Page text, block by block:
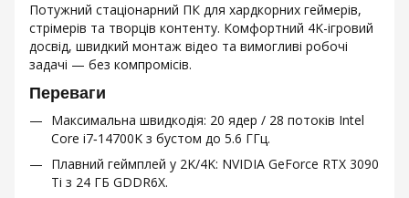
Потужний стаціонарний ПК для хардкорних геймерів,
стрімерів та творців контенту. Комфортний 4K-ігровий
досвід, швидкий монтаж відео та вимогливі робочі
задачі — без компромісів.
Переваги
Максимальна швидкодія: 20 ядер / 28 потоків Intel
Core i7‑14700K з бустом до 5.6 ГГц.
Плавний геймплей у 2K/4K: NVIDIA GeForce RTX 3090
Ti з 24 ГБ GDDR6X.